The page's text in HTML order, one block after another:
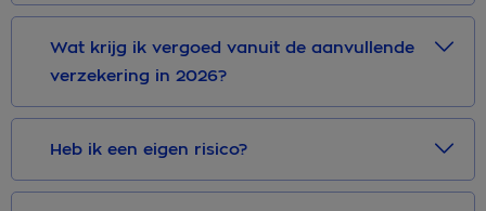
Wat krijg ik vergoed vanuit de aanvullende
verzekering in 2026?
Heb ik een eigen risico?